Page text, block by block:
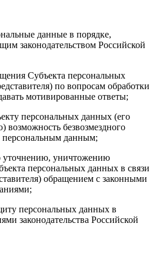
данные в порядке,
законодательством Российской
Субъекта персональных
по вопросам обработки
мотивированные ответы;
персональных данных (его
возможность безвозмездного
персональным данным;
уточнению, уничтожению
персональных данных в связи
обращением с законными
персональных данных в
законодательства Российской